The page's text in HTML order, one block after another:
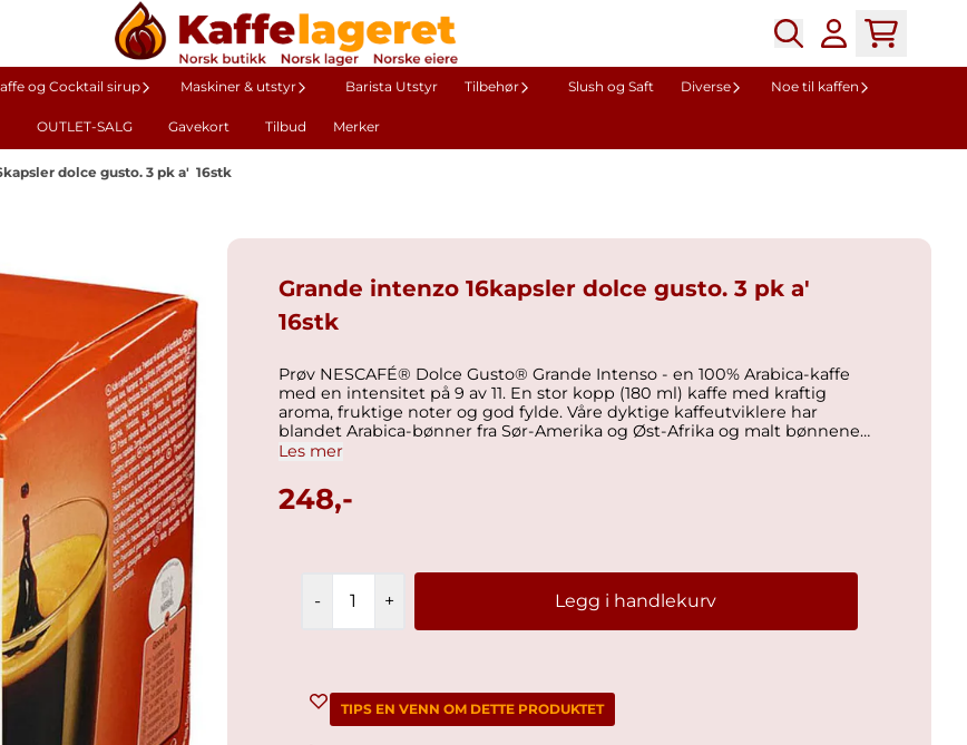
og Cocktail sirup Maskiner & utstyr Barista Utstyr Tilbehør Slush og Saft Diverse Noe til kaffen
OUTLET-SALG Gavekort Tilbud Merker
dolce gusto. 3 pk a' 16stk
Grande intenzo 16kapsler dolce gusto. 3 pk a'
16stk
Prøv NESCAFÉ® Dolce Gusto® Grande Intenso - en 100% Arabica-kaffe
med en intensitet på 9 av 11. En stor kopp (180 ml) kaffe med kraftig
aroma, fruktige noter og god fylde. Våre dyktige kaffeutviklere har
blandet Arabica-bønner fra Sør-Amerika og Øst-Afrika og malt bønnene
på en spesiell måte for å skape den rike smaken til NESCAFÉ® Dolce
Les mer
248,-
- + Legg i handlekurv
TIPS EN VENN OM DETTE PRODUKTET